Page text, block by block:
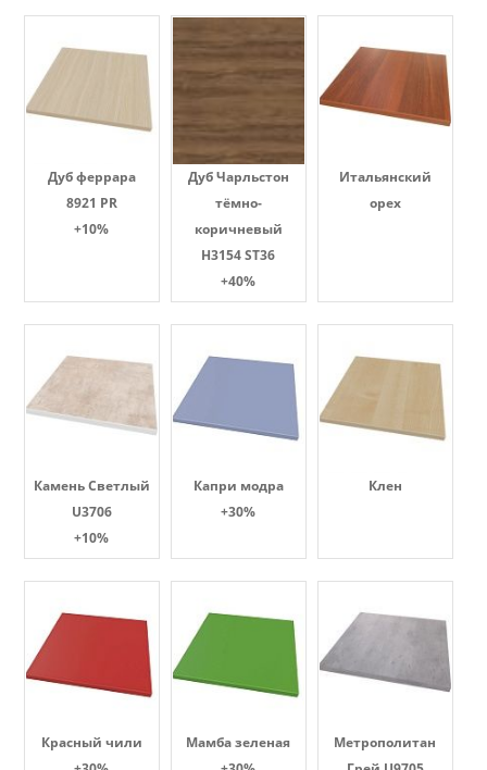
Дуб феррара
8921 PR
+10%
Дуб Чарльстон
тёмно-
коричневый
H3154 ST36
+40%
Итальянский
орех
Камень Светлый
U3706
+10%
Капри модра
+30%
Клен
Красный чили
Мамба зеленая
Метрополитан